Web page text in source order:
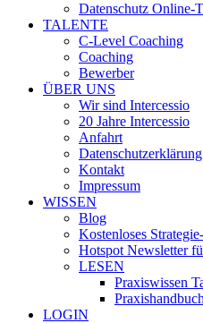
Datenschutz Online-
TALENTE
C-Level Coaching
Coaching
Bewerber
ÜBER UNS
Wir sind Intercessio
20 Jahre Intercessio
Anfahrt
Datenschutzerklärung
Kontakt
Impressum
WISSEN
Blog
Kostenloses
Hotspot Newsletter
LESEN
Praxiswissen
LOGIN